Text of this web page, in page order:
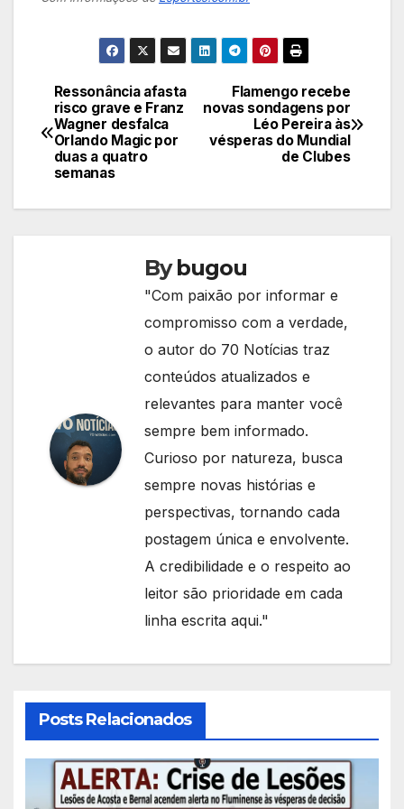
Navegação
de
Post
Flamengo recebe
novas sondagens por
Léo Pereira às
vésperas do Mundial
de Clubes
Ressonância afasta
risco grave e Franz
Wagner desfalca
Orlando Magic por
duas a quatro
semanas
Bybugou
"Com paixão por informar e
compromisso com a verdade,
o autor do 70 Notícias traz
conteúdos atualizados e
relevantes para manter você
sempre bem informado.
Curioso por natureza, busca
sempre novas histórias e
perspectivas, tornando cada
postagem única e envolvente.
A credibilidade e o respeito ao
leitor são prioridade em cada
linha escrita aqui."
Posts Relacionados